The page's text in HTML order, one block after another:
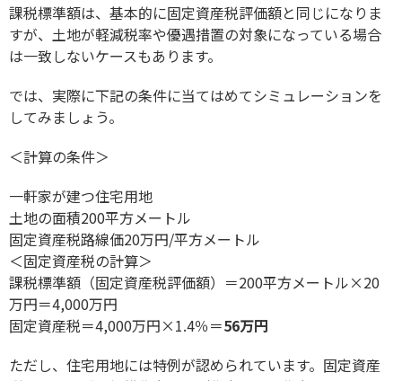
課税標準額は、基本的に固定資産税評価額と同じになりま
すが、土地が軽減税率や優遇措置の対象になっている場合
は一致しないケースもあります。
では、実際に下記の条件に当てはめてシミュレーションを
してみましょう。
＜計算の条件＞
一軒家が建つ住宅用地
土地の面積200平方メートル
固定資産税路線価20万円/平方メートル
＜固定資産税の計算＞
課税標準額（固定資産税評価額）＝200平方メートル×20
万円＝4,000万円
固定資産税＝4,000万円×1.4％＝56万円
ただし、住宅用地には特例が認められています。固定資産